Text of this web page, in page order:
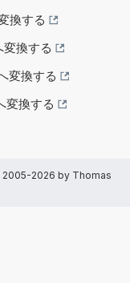
換する
換する
変換する
変換する
2026 by Thomas